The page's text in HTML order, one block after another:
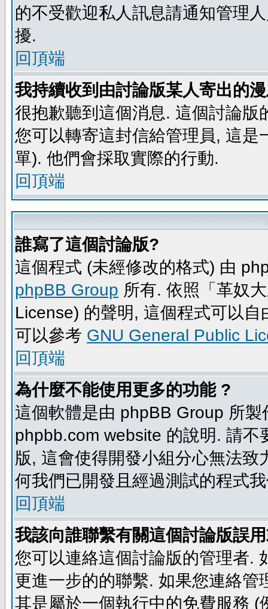
的不受歡迎私人訊息請通知管理
擾.
回頂端
我持續收到由討論版某人寄出的
很抱歉聽到這個消息. 這個討論
您可以轉寄這封信給管理員, 這
單). 他們會採取實際的行動.
回頂端
誰寫了這個討論版?
這個程式 (未經修改的格式) 由
phpBB Group 所有. 依照「革奴
License) 的聲明, 這個程式可以
可以參考 GNU General Public
回頂端
為什麼不能使用更多的功能 ?
這個軟體是由 phpBB Group 所
phpbb.com website 的說明. 請
版, 這會使得開發小組分心無法
何我們已開發且經過測試的程式
回頂端
我該向誰聯繫有關這個討論版誤
您可以連絡這個討論版的管理者.
更進一步的的聯繫. 如果您連絡
其是屬於一個執行中的免費服務